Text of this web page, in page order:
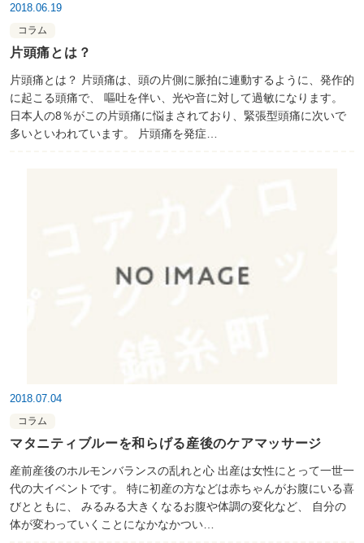
2018.06.19
コラム
片頭痛とは？
片頭痛とは？ 片頭痛は、頭の片側に脈拍に連動するように、発作的
に起こる頭痛で、 嘔吐を伴い、光や音に対して過敏になります。
日本人の8％がこの片頭痛に悩まされており、緊張型頭痛に次いで
多いといわれています。 片頭痛を発症…
2018.07.04
コラム
マタニティブルーを和らげる産後のケアマッサージ
産前産後のホルモンバランスの乱れと心 出産は女性にとって一世一
代の大イベントです。 特に初産の方などは赤ちゃんがお腹にいる喜
びとともに、 みるみる大きくなるお腹や体調の変化など、 自分の
体が変わっていくことになかなかつい…